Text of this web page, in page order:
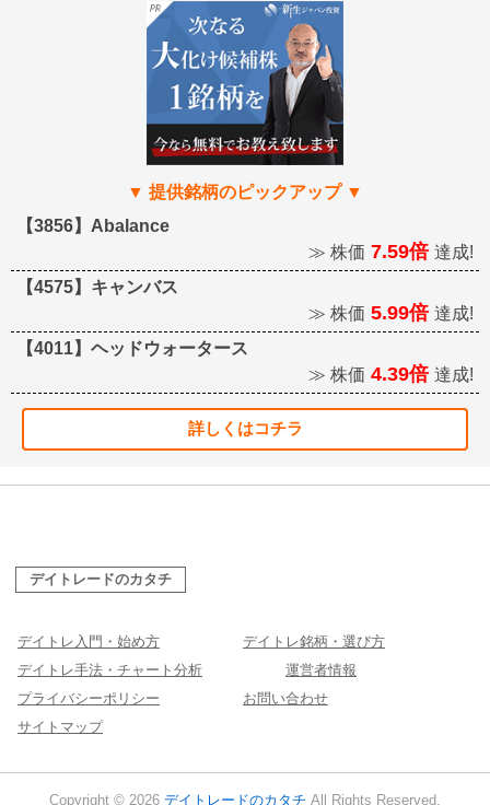
【3856】Abalance
≫ 株価 7.59倍 達成!
【4575】キャンバス
≫ 株価 5.99倍 達成!
【4011】ヘッドウォータース
≫ 株価 4.39倍 達成!
詳しくはコチラ
デイトレードのカタチ
デイトレ入門・始め方
デイトレ銘柄・選び方
デイトレ手法・チャート分析
運営者情報
プライバシーポリシー
お問い合わせ
サイトマップ
Copyright © 2026 デイトレードのカタチ All Rights Reserved.